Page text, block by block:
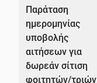
άρθρων
Παράταση
ημερομηνίας
υποβολής
αιτήσεων για
δωρεάν σίτιση
φοιτητών/τριών